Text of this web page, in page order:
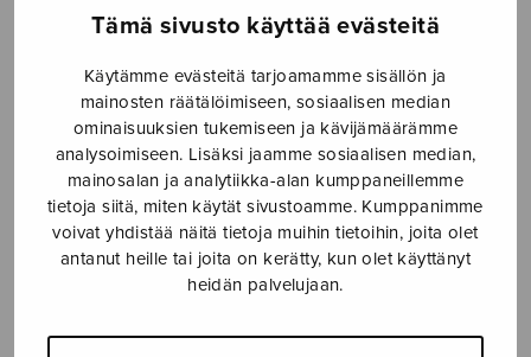
Tämä sivusto käyttää evästeitä
Käytämme evästeitä tarjoamamme sisällön ja
mainosten räätälöimiseen, sosiaalisen median
ominaisuuksien tukemiseen ja kävijämäärämme
analysoimiseen. Lisäksi jaamme sosiaalisen median,
mainosalan ja analytiikka-alan kumppaneillemme
tietoja siitä, miten käytät sivustoamme. Kumppanimme
voivat yhdistää näitä tietoja muihin tietoihin, joita olet
antanut heille tai joita on kerätty, kun olet käyttänyt
heidän palvelujaan.
NÄYTÄ KARTALLA
Etusivu › Nuottikauppa › Sekakuoro
›
Stormskärs Maja